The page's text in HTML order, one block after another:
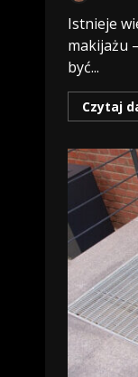
Istnieje
makijażu
być...
Czytaj